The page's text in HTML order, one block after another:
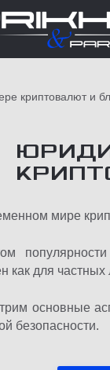
криптовалют и
мире
как для
основные
безопасности.